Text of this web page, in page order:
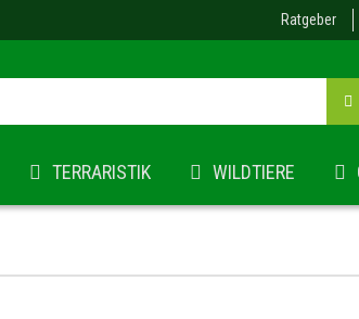
Ratgeber
TERRARISTIK WILDTIERE